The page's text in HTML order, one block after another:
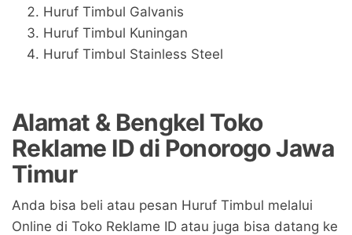
Huruf Timbul Galvanis
Huruf Timbul Kuningan
Huruf Timbul Stainless Steel
Alamat & Bengkel Toko
Reklame ID di Ponorogo Jawa
Timur
Anda bisa beli atau pesan Huruf Timbul melalui
Online di Toko Reklame ID atau juga bisa datang ke